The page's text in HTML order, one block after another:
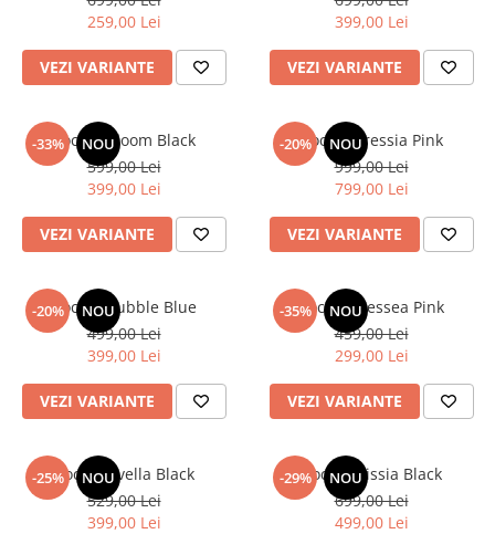
Pantaloni
Veste
Paltoane
Tricouri
Fuste
259,00 Lei
VEZI VARIANTE
399,00 Lei
VEZI VARIANTE
-33% NOU
Rochie Bloom Black
599,00 Lei
399,00 Lei
VEZI VARIANTE
-20% NOU
Rochie Eressia Pink
999,00 Lei
799,00 Lei
VEZI VARIANTE
-20% NOU
Rochie Bubble Blue
499,00 Lei
399,00 Lei
VEZI VARIANTE
-35% NOU
Rochie Alessea Pink
459,00 Lei
299,00 Lei
VEZI VARIANTE
-25% NOU
Rochie Evella Black
529,00 Lei
399,00 Lei
-29% NOU
Rochie Rissia Black
699,00 Lei
499,00 Lei